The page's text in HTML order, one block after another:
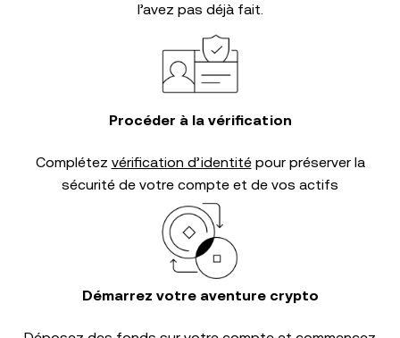
l’avez pas déjà fait.
Procéder à la vérification
Complétez vérification d’identitépour préserver la
sécurité de votre compte et de vos actifs
Démarrez votre aventure crypto